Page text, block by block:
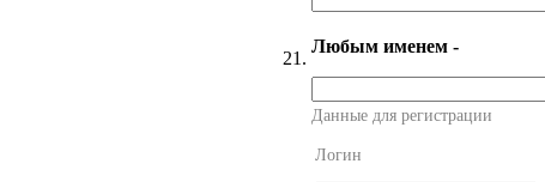
21.
Любым именем -
Данные для регистрации
Логин